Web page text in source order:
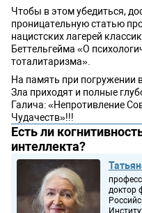
Чтобы в этом убедиться,
проницательную статью
нацистских лагерей
Беттельгейма «О
тоталитаризма».
На память при погружении
Зла приходят и полные
Галича: «Непротивление
Чудачеств»!!!
Есть ли
интеллекта?
доктор